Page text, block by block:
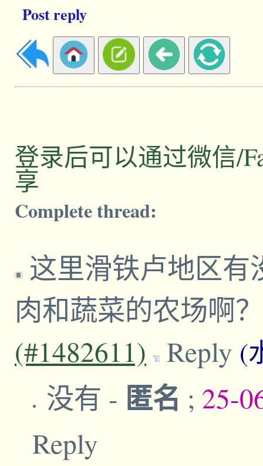
Post reply
登录后可以通过微信/
享
Complete thread:
这里滑铁卢地区
肉和蔬菜的农场啊
(#1482611) Reply (
没有 - 匿名 ; 25-
Reply